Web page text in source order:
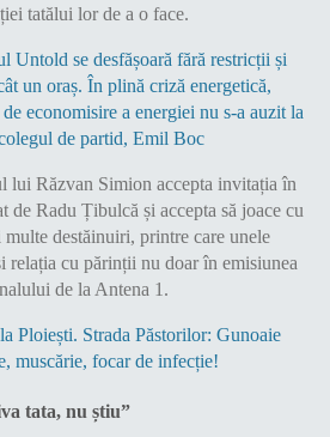
tatălui lor de a o face.
Untold se desfășoară fără restricții și
un oraș. În plină criză energetică,
economisire a energiei nu s-a auzit la
de partid, Emil Boc
lui Răzvan Simion accepta invitația în
de Radu Țibulcă și accepta să joace cu
destăinuiri, printre care unele
relația cu părinții nu doar în emisiunea
de la Antena 1.
Ploiești. Strada Păstorilor: Gunoaie
muscărie, focar de infecție!
tata, nu știu”